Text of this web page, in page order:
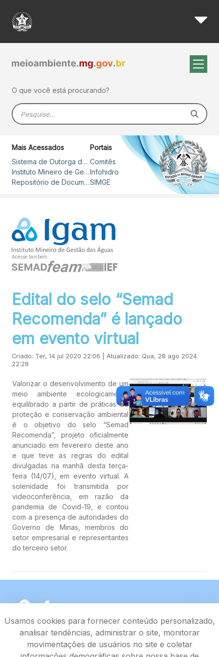
Pular para o Conteúdo principal
Edital do selo “Semad
O que você está procurando?
Barra de busca
Mais Acessados
Sistema de Outorga de Direito de Uso de Recursos Hídricos – SOUT
Instituto Mineiro de Gestão das Águas
Repositório de Documentos
Portais
Comitês
Infohidro
SIMGE
Acesse também
Edital do selo “Semad
Recomenda” é lançado
em evento virtual
Criado: Ter, 14 jul 2020 22:06 | Atualizado: Qua, 28 ago 2024
22:28
Valorizar o desenvolvimento de um
meio ambiente ecologicamente
equilibrado a partir de práticas de
proteção e conservação ambiental
é o objetivo do selo “Semad
Recomenda”, projeto oficialmente
anunciado em fevereiro deste ano
e que teve as regras do edital
divulgadas na manhã desta terça-
feira (14/07), em evento virtual. A
solenidade foi transmitida por
videoconferência, em razão da
pandemia de Covid-19, e contou
com a presença de autoridades do
Governo de Minas, membros do
setor empresarial e representantes
do terceiro setor.
Usamos cookies para fornecer conteúdo personalizado,
analisar tendências, administrar o site, monitorar
movimentações de usuários no site e coletar